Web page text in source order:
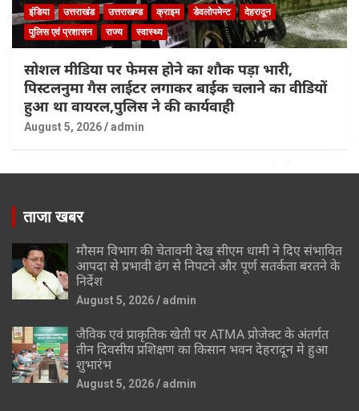
इंडिया उत्तराखंड उत्तराखण्ड क्राइम डेवलोपमेन्ट
देहरादून
पुलिस एवं प्रशासन
राज्य स्वास्थ्य
सोशल मीडिया पर फेमस होने का शौक पड़ा भारी,
पिस्टलनुमा गैस लाईटर लगाकर बाईक चलाने का वीडियों
हुआ था वायरल,पुलिस ने की कार्यवाही
August 5, 2026 admin
ताजा खबर
मौसम विभाग की चेतावनी देख सीएम धामी ने दिए संभावित
आपदा से प्रभावी ढंग से निपटने और पूर्ण सतर्कता बरतने के
निर्देश
August 5, 2026 admin
जैविक एवं प्राकृतिक खेती पर ATMA प्रोजेक्ट के अंतर्गत
तीन दिवसीय प्रशिक्षण का किसान भवन देहरादून मे हुआ
शुभारंभ
August 5, 2026 admin